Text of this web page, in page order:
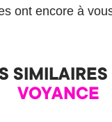
ont encore à
SIMILAIRES
VOYANCE